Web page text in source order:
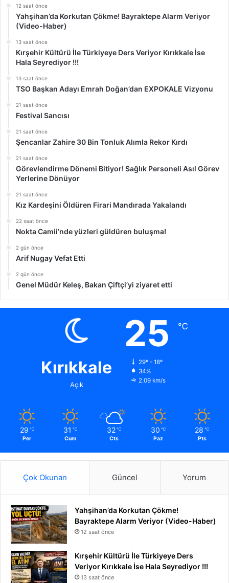
12 saat önce
Yahşihan’da Korkutan Çökme! Bayraktepe Alarm Veriyor
(Video-Haber)
13 saat önce
Kırşehir Kültürü İle Türkiyeye Ders Veriyor Kırıkkale İse
Hala Seyrediyor !!!
13 saat önce
TSO Başkan Adayı Emrah Doğan’dan EXPOKALE Vizyonu
21 saat önce
Festival Sancısı
21 saat önce
Şencanlar Zahire 30 Bin Tonluk Alımla Rekor Kırdı
21 saat önce
Görevlendirme Dönemi Bitiyor! Sağlık Personeli Asıl Görev
Yerlerine Dönüyor
21 saat önce
Kız Kardeşini Öldüren Firari Mandırada Yakalandı
22 saat önce
Nokta Camii’nde yüzleri güldüren buluşma!
2 gün önce
Arif Nugay Vefat Etti
2 gün önce
Genel Müdür Keleş, Bakan Çiftçi’yi ziyaret etti
Kırıkkale
Açık
25 ℃
29º - 18º
34%
2.09 km/s
29 ℃
Per
31 ℃
Cum
32 ℃
Cts
30 ℃
Paz
28 ℃
Pts
Çok Okunan Güncel Yorum
Yahşihan’da Korkutan Çökme!
Bayraktepe Alarm Veriyor (Video-Haber)
12 saat önce
Kırşehir Kültürü İle Türkiyeye Ders
Veriyor Kırıkkale İse Hala Seyrediyor !!!
13 saat önce